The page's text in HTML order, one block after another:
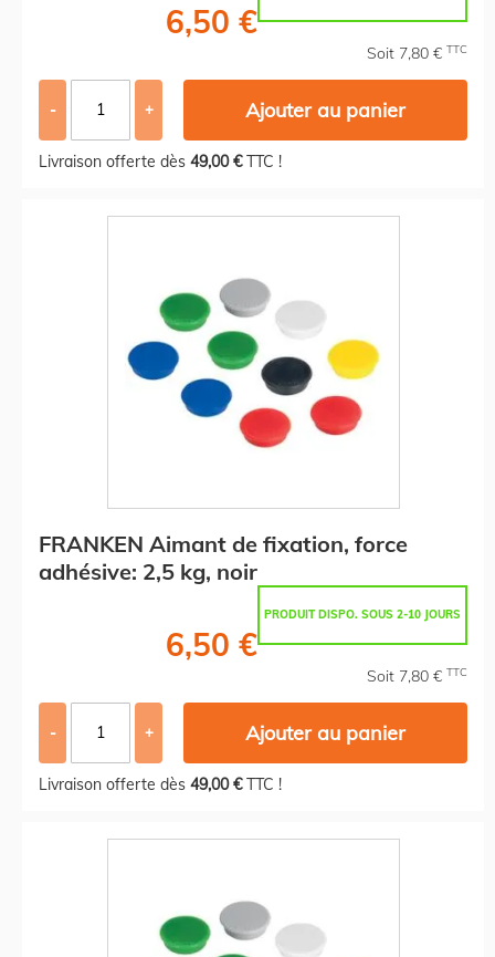
6,50 €
Soit 7,80 € TTC
- + Ajouter au panier
Livraison offerte dès 49,00 €TTC !
FRANKEN Aimant de fixation, force
adhésive: 2,5 kg, noir
PRODUIT DISPO. SOUS 2-10 JOURS
6,50 €
Soit 7,80 € TTC
- + Ajouter au panier
Livraison offerte dès 49,00 €TTC !